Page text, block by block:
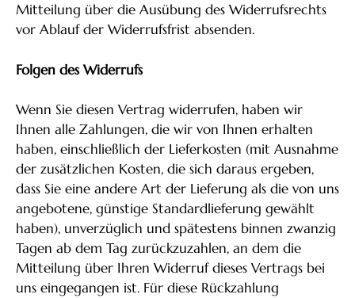
Mitteilung über die Ausübung des Widerrufsrechts
vor Ablauf der Widerrufsfrist absenden.
Folgen des Widerrufs
Wenn Sie diesen Vertrag widerrufen, haben wir
Ihnen alle Zahlungen, die wir von Ihnen erhalten
haben, einschließlich der Lieferkosten (mit Ausnahme
der zusätzlichen Kosten, die sich daraus ergeben,
dass Sie eine andere Art der Lieferung als die von uns
angebotene, günstige Standardlieferung gewählt
haben), unverzüglich und spätestens binnen zwanzig
Tagen ab dem Tag zurückzuzahlen, an dem die
Mitteilung über Ihren Widerruf dieses Vertrags bei
uns eingegangen ist. Für diese Rückzahlung